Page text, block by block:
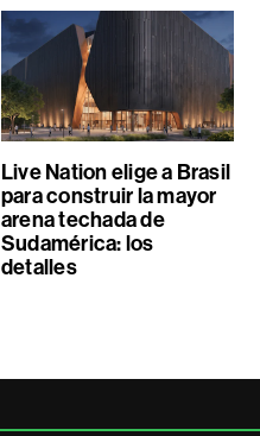
Live Nation elige a Brasil
para construir la mayor
arena techada de
Sudamérica: los
detalles